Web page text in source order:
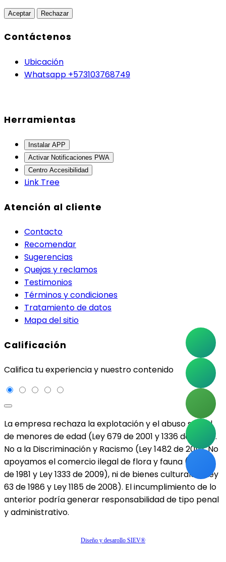
Aceptar Rechazar
Contáctenos
Ubicación
Whatsapp +573103768749
Herramientas
Instalar APP
Activar Notificaciones PWA
Centro Accesibilidad
Link Tree
Atención al cliente
Contacto
Recomendar
Sugerencias
Quejas y reclamos
Testimonios
Términos y condiciones
Tratamiento de datos
Mapa del sitio
Calificación
Califica tu experiencia y nuestro contenido
La empresa rechaza la explotación y el abuso sexual
de menores de edad (Ley 679 de 2001 y 1336 de 2009).
No a la Discriminación y Racismo (Ley 1482 de 2011). No
apoyamos el comercio ilegal de flora y fauna (Ley 17
de 1981 y Ley 1333 de 2009), ni de bienes culturales (Ley
63 de 1986 y Ley 1185 de 2008). El incumplimiento de lo
anterior podría generar responsabilidad de tipo penal
y administrativo.
Diseño y desarollo SIEV®